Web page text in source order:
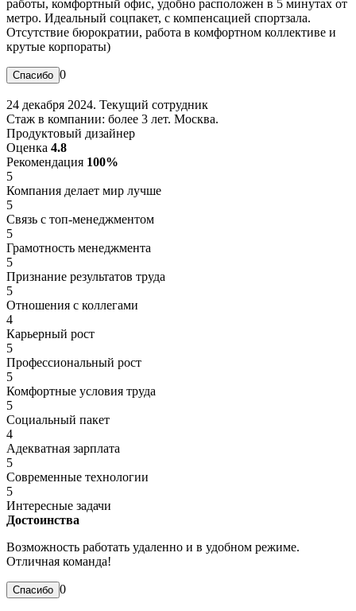
работы, комфортный офис, удобно расположен в 5 минутах от
метро. Идеальный соцпакет, с компенсацией спортзала.
Отсутствие бюрократии, работа в комфортном коллективе и
крутые корпораты)
0
24 декабря 2024. Текущий сотрудник
Стаж в компании: более 3 лет. Москва.
Продуктовый дизайнер
Оценка 4.8
Рекомендация 100%
5
Компания делает мир лучше
5
Связь с топ-менеджментом
5
Грамотность менеджмента
5
Признание результатов труда
5
Отношения с коллегами
4
Карьерный рост
5
Профессиональный рост
5
Комфортные условия труда
5
Социальный пакет
4
Адекватная зарплата
5
Современные технологии
5
Интересные задачи
Достоинства
Возможность работать удаленно и в удобном режиме.
Отличная команда!
0